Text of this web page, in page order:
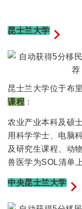
昆士兰大学
昆士兰大学位于布
课程 ：
农业产业本科及硕
用科学学士、电脑
及研究生课程、动
兽医学为SOL清单
中央昆士兰大学